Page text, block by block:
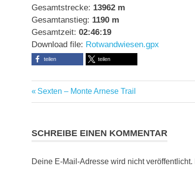
Gesamtstrecke: 13962 m
Gesamtanstieg: 1190 m
Gesamtzeit: 02:46:19
Download file: Rotwandwiesen.gpx
teilen teilen
Abschluss-
Bikeferien
WM
Beitragsnavigation
Vorheriger
Beitrag:
Sexten – Monte Arnese Trail
SCHREIBE EINEN KOMMENTAR
Deine E-Mail-Adresse wird nicht veröffentlicht.